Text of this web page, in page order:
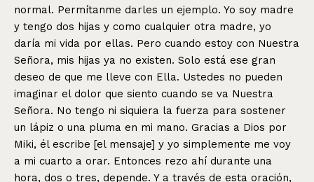
normal. Permítanme darles un ejemplo. Yo soy madre
y tengo dos hijas y como cualquier otra madre, yo
daría mi vida por ellas. Pero cuando estoy con Nuestra
Señora, mis hijas ya no existen. Solo está ese gran
deseo de que me lleve con Ella. Ustedes no pueden
imaginar el dolor que siento cuando se va Nuestra
Señora. No tengo ni siquiera la fuerza para sostener
un lápiz o una pluma en mi mano. Gracias a Dios por
Miki, él escribe [el mensaje] y yo simplemente me voy
a mi cuarto a orar. Entonces rezo ahí durante una
hora, dos o tres, depende. Y a través de esta oración,